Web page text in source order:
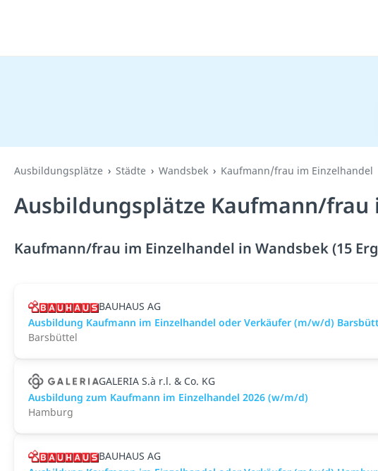
Ausbildungsplätze Städte Wandsbek Kaufmann/frau im Einzelhandel
Ausbildungsplätze Kaufmann/frau
Kaufmann/frau im Einzelhandel in Wandsbek (15
BAUHAUS AG
Ausbildung Kaufmann im Einzelhandel oder Verkäufer (m/w/d)
Barsbüttel
GALERIA S.à r.l. & Co. KG
Ausbildung zum Kaufmann im Einzelhandel 2026 (w/m/d)
Hamburg
BAUHAUS AG